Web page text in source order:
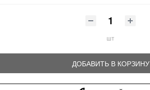
шт
ДОБАВИТЬ В КОРЗИНУ